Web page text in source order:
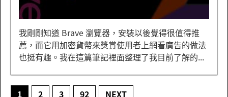
我剛剛知道 Brave 瀏覽器，安裝以後覺得很值得推
薦，而它用加密貨幣來獎賞使用者上網看廣告的做法
也挺有趣。我在這篇筆記裡面整理了我目前了解的...
1 2 3 92 NEXT